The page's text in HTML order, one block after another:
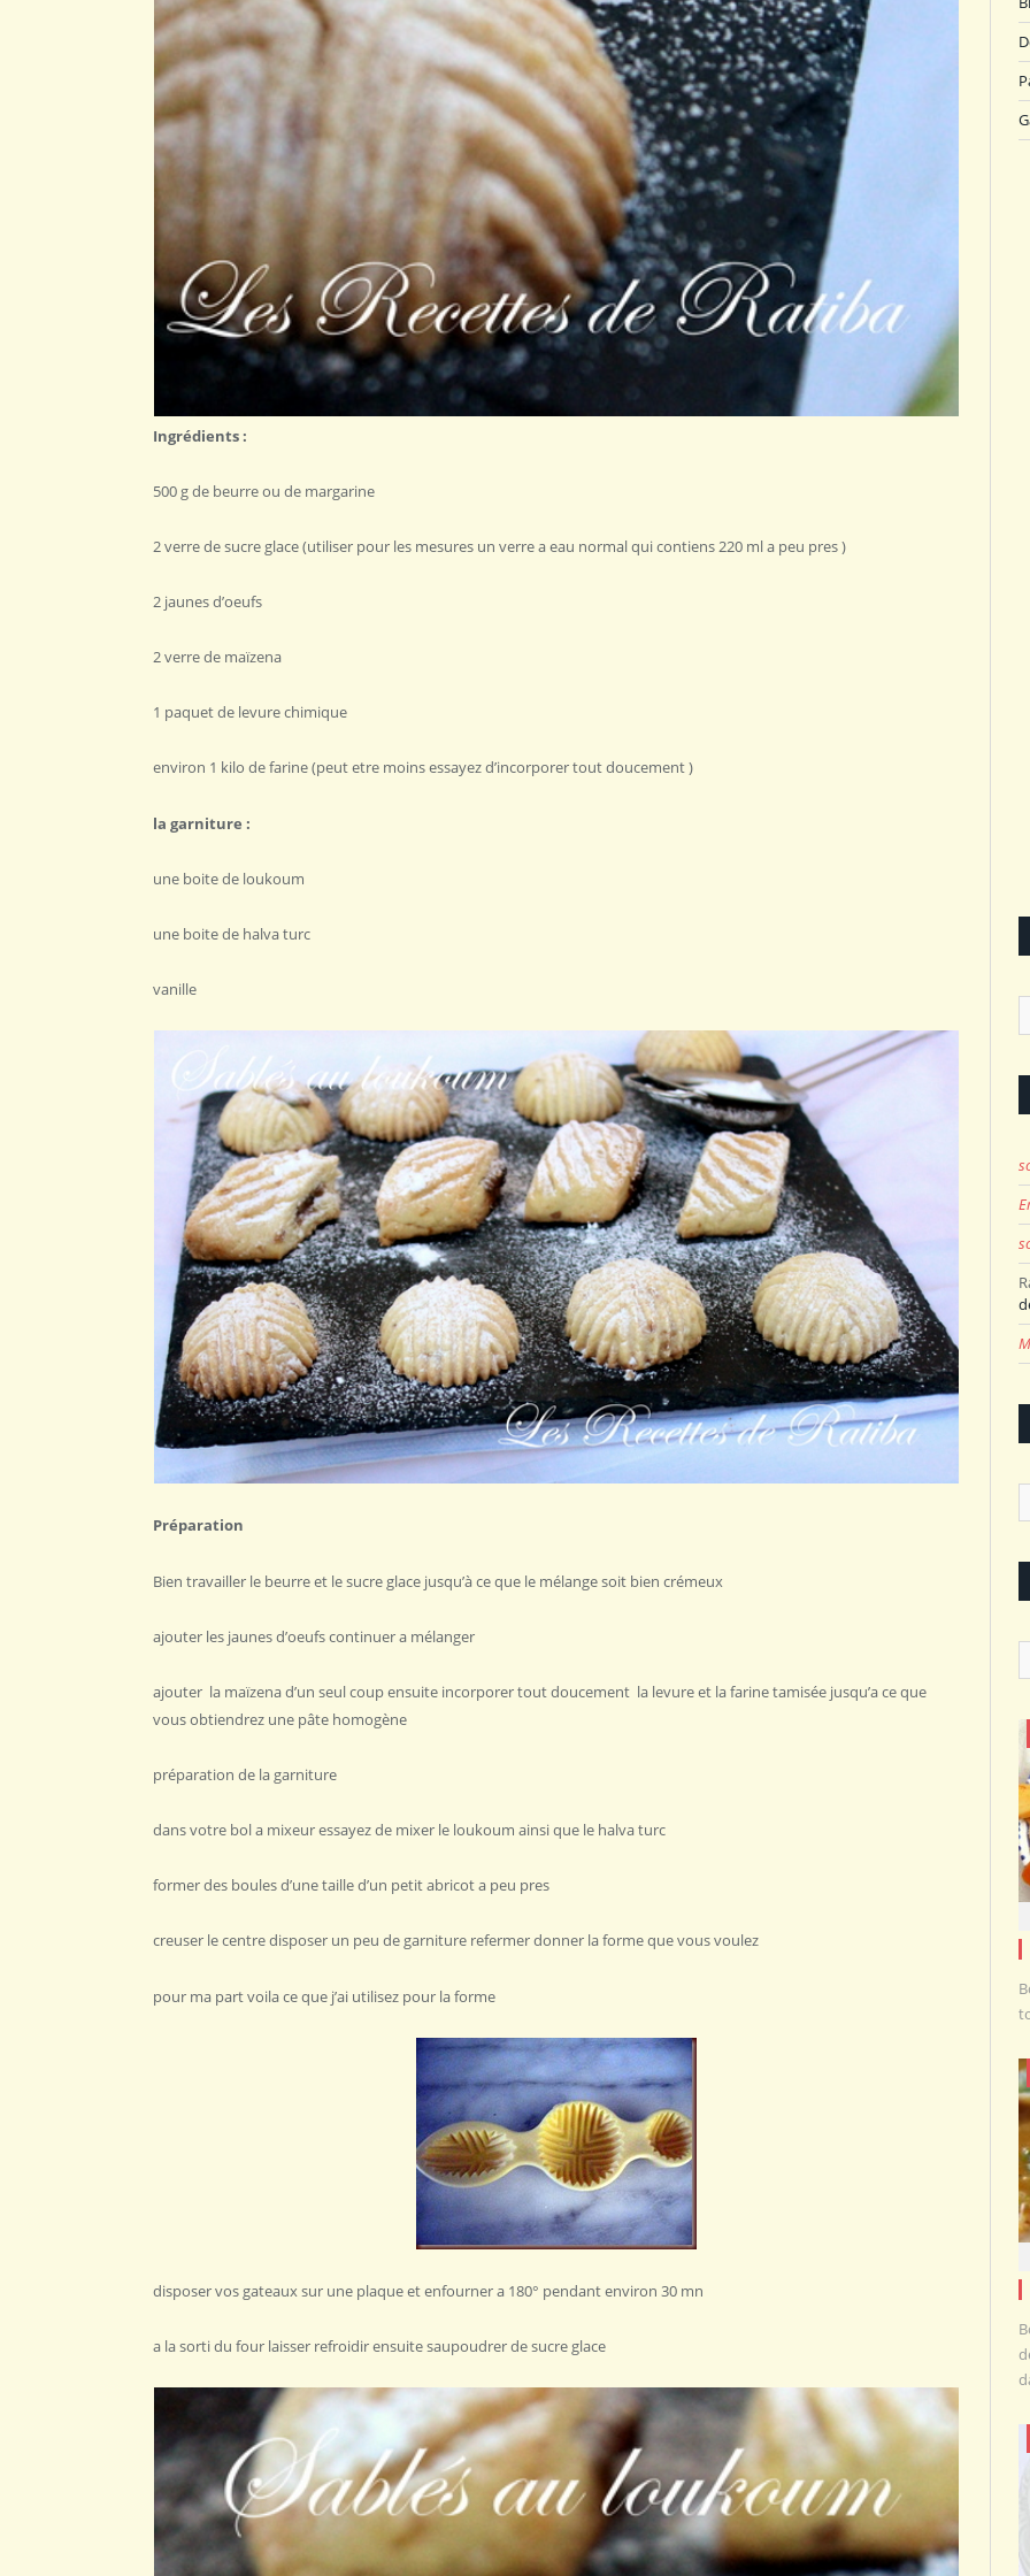
Ingrédients :
500 g de beurre ou de margarine
2 verre de sucre glace (utiliser pour les mesures un verre a eau normal qui contiens 220 ml a peu pres )
2 jaunes d’oeufs
2 verre de maïzena
1 paquet de levure chimique
environ 1 kilo de farine (peut etre moins essayez d’incorporer tout doucement )
la garniture :
une boite de loukoum
une boite de halva turc
vanille
Préparation
Bien travailler le beurre et le sucre glace jusqu’à ce que le mélange soit bien crémeux
ajouter les jaunes d’oeufs continuer a mélanger
ajouter la maïzena d’un seul coup ensuite incorporer tout doucement la levure et la farine tamisée jusqu’a ce que
vous obtiendrez une pâte homogène
préparation de la garniture
dans votre bol a mixeur essayez de mixer le loukoum ainsi que le halva turc
former des boules d’une taille d’un petit abricot a peu pres
creuser le centre disposer un peu de garniture refermer donner la forme que vous voulez
pour ma part voila ce que j’ai utilisez pour la forme
disposer vos gateaux sur une plaque et enfourner a 180° pendant environ 30 mn
a la sorti du four laisser refroidir ensuite saupoudrer de sucre glace